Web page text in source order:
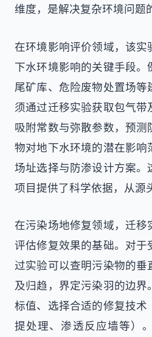
维度，是解决复杂环境问题
在环境影响评价领域，该实
下水环境影响的关键手段。
尾矿库、危险废物处置场
须通过迁移实验获取包气带
吸附常数与弥散参数，预
物对地下水环境的潜在影响
场址选择与防渗设计方案。
项目提供了科学依据，从源
在污染场地修复领域，迁移
评估修复效果的基础。对于
过实验可以查明污染物的垂
及归趋，界定污染羽的边界
标值、选择合适的修复技术
提处理、渗透反应墙等）